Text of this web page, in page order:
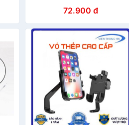
72.900 đ